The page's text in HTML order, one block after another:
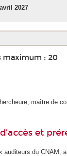
2027
maximum : 20
maître de
et
auditeurs du CNAM,